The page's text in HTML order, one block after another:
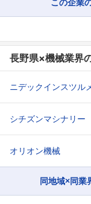
この企業
長野県×機械業界
ニデックインスツル
シチズンマシナリー
オリオン機械
同地域×同業